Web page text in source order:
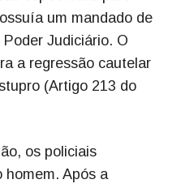
um mandado de
Judiciário. O
a regressão cautelar
(Artigo 213 do
os policiais
homem. Após a